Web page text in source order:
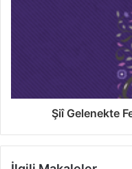
Şiî Gelenekte